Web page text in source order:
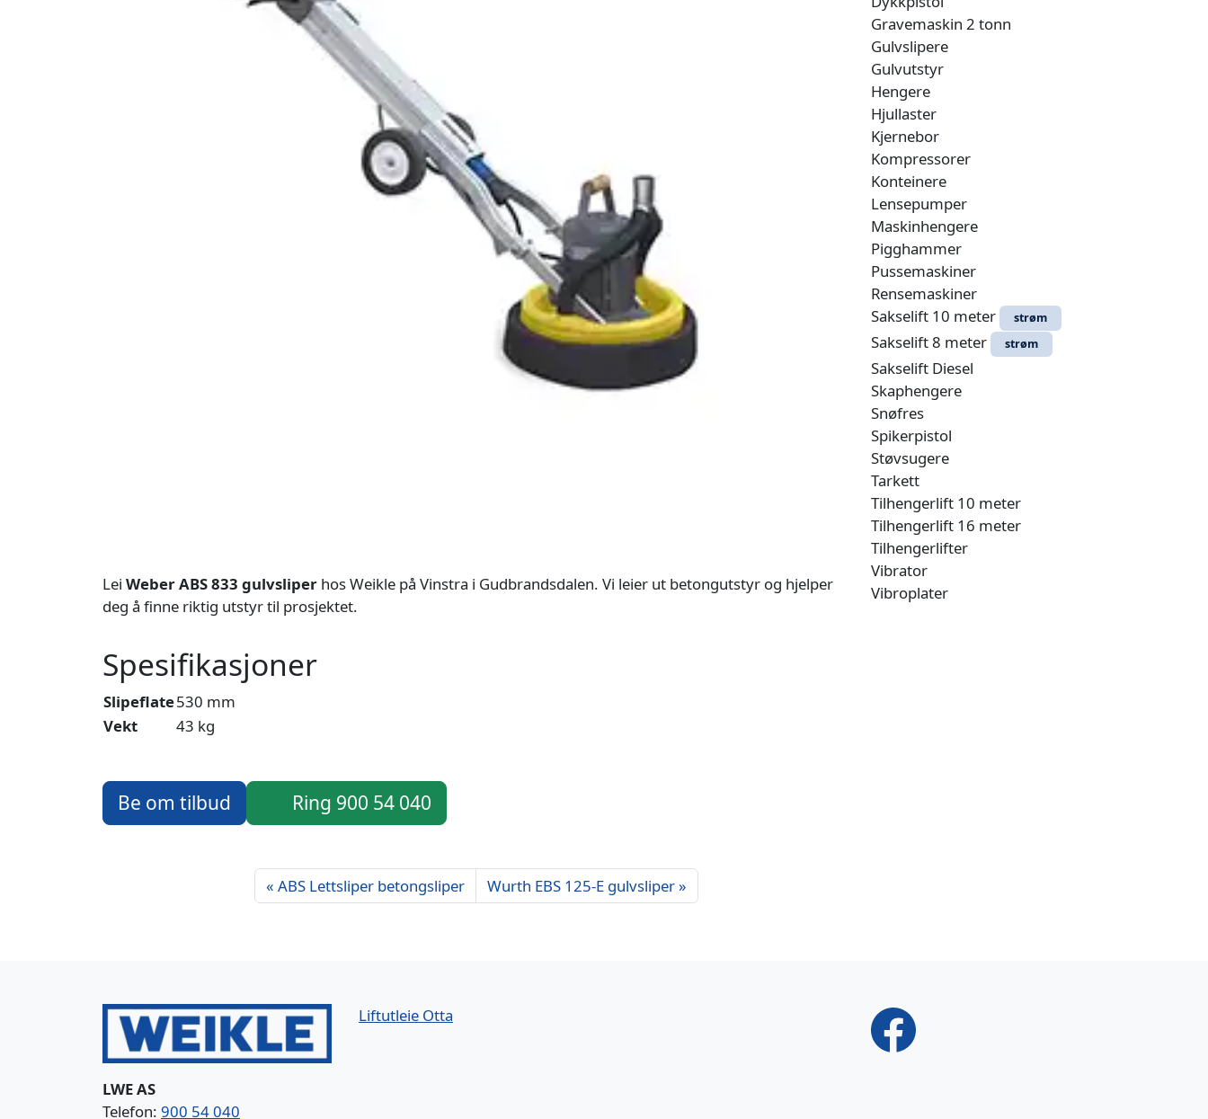
Lei Weber ABS 833 gulvsliper hos Weikle på Vinstra i Gudbrandsdalen. Vi leier ut betongutstyr og hjelper
deg å finne riktig utstyr til prosjektet.
Spesifikasjoner
Slipeflate530 mm
Vekt
43 kg
Be om tilbud Ring 900 54 040
ABS Lettsliper betongsliper Wurth EBS 125-E gulvsliper
Gravemaskin 2 tonn
Gulvslipere
Gulvutstyr
Hengere
Hjullaster
Kjernebor
Kompressorer
Konteinere
Lensepumper
Maskinhengere
Pigghammer
Pussemaskiner
Rensemaskiner
Sakselift 10 meter
strøm
Sakselift 8 meter strøm
Sakselift Diesel
Skaphengere
Snøfres
Spikerpistol
Støvsugere
Tarkett
Tilhengerlift 10 meter
Tilhengerlift 16 meter
Tilhengerlifter
Vibrator
Vibroplater
LWE AS
Telefon: 900 54 040
Liftutleie Otta